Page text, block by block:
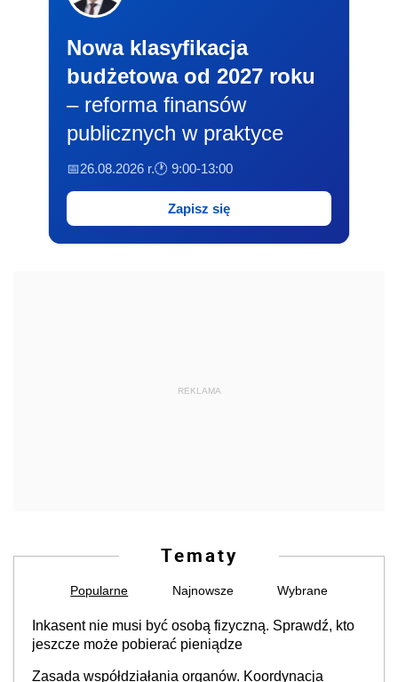
Nowa klasyfikacja
budżetowa od 2027 roku
– reforma finansów
publicznych w praktyce
📅26.08.2026 r.🕐 9:00-13:00
Zapisz się
REKLAMA
Tematy
Popularne Najnowsze Wybrane
Inkasent nie musi być osobą fizyczną. Sprawdź, kto
jeszcze może pobierać pieniądze
Zasada współdziałania organów. Koordynacja